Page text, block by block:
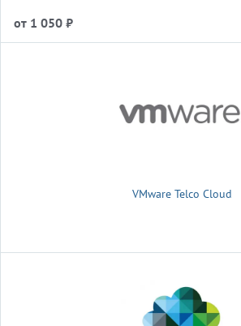
от 1 050 ₽
VMware Telco Cloud